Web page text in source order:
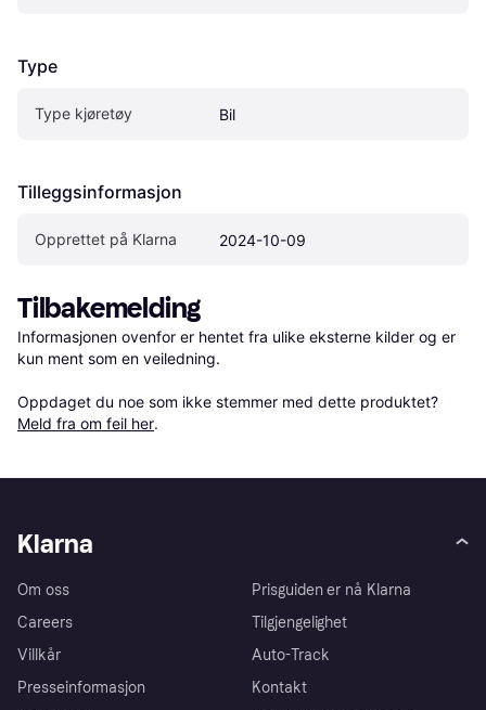
Type
Type kjøretøy Bil
Tilleggsinformasjon
Opprettet på Klarna 2024-10-09
Tilbakemelding
Informasjonen ovenfor er hentet fra ulike eksterne kilder og er
kun ment som en veiledning.
Oppdaget du noe som ikke stemmer med dette produktet?
Meld fra om feil her.
Klarna
Om oss
Careers
Villkår
Presseinformasjon
Prisguiden er nå Klarna
Tilgjengelighet
Auto-Track
Kontakt